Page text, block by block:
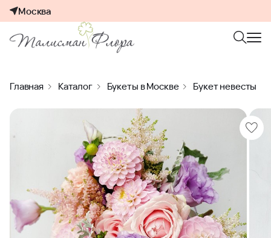
Москва
Главная Каталог Букеты в Москве Букет невесты